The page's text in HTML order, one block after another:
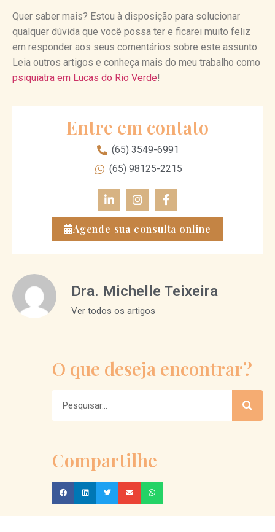
Quer saber mais? Estou à disposição para solucionar
qualquer dúvida que você possa ter e ficarei muito feliz
em responder aos seus comentários sobre este assunto.
Leia outros artigos e conheça mais do meu trabalho como
psiquiatra em Lucas do Rio Verde!
Entre em contato
(65) 3549-6991
(65) 98125-2215
Agende sua consulta online
Dra. Michelle Teixeira
Ver todos os artigos
O que deseja encontrar?
Compartilhe